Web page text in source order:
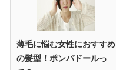
薄毛に悩む女性におすすめ
の髪型！ポンパドールっ